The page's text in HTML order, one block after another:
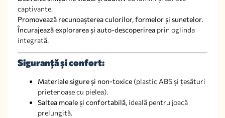
captivante.
Promovează recunoașterea culorilor, formelor și sunetelor.
Încurajează explorarea și auto-descoperirea prin oglinda
integrată.
Siguranță și confort:
Materiale sigure și non-toxice(plastic ABS și țesături
prietenoase cu pielea).
Saltea moale și confortabilă, ideală pentru joacă
prelungită.